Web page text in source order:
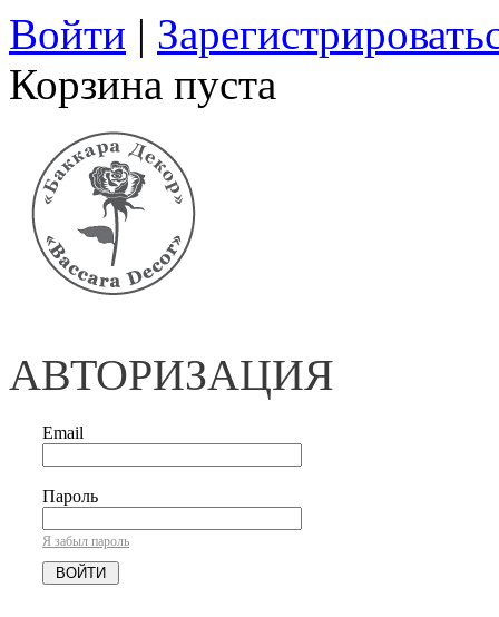
Войти |
Корзина пуста
АВТОРИЗАЦИЯ
Email
Пароль
Я забыл пароль